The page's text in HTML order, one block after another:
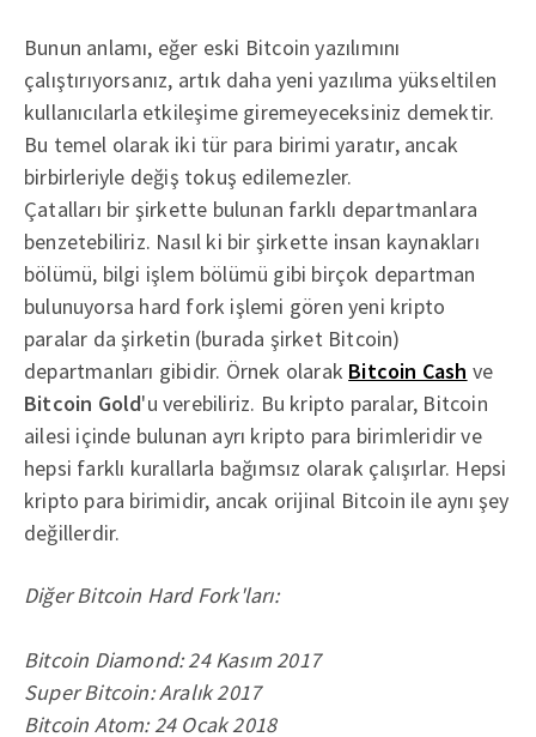
Bunun anlamı, eğer eski Bitcoin yazılımını
çalıştırıyorsanız, artık daha yeni yazılıma yükseltilen
kullanıcılarla etkileşime giremeyeceksiniz demektir.
Bu temel olarak iki tür para birimi yaratır, ancak
birbirleriyle değiş tokuş edilemezler.
Çatalları bir şirkette bulunan farklı departmanlara
benzetebiliriz. Nasıl ki bir şirkette insan kaynakları
bölümü, bilgi işlem bölümü gibi birçok departman
bulunuyorsa hard fork işlemi gören yeni kripto
paralar da şirketin (burada şirket Bitcoin)
departmanları gibidir. Örnek olarak Bitcoin Cash ve
Bitcoin Gold'u verebiliriz. Bu kripto paralar, Bitcoin
ailesi içinde bulunan ayrı kripto para birimleridir ve
hepsi farklı kurallarla bağımsız olarak çalışırlar. Hepsi
kripto para birimidir, ancak orijinal Bitcoin ile aynı şey
değillerdir.
Diğer Bitcoin Hard Fork'ları:
Bitcoin Diamond: 24 Kasım 2017
Super Bitcoin: Aralık 2017
Bitcoin Atom: 24 Ocak 2018